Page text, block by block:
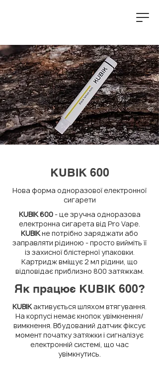
KUBIK 600
Нова форма одноразової електронної
сигарети
KUBIK 600- це зручна одноразова
електронна сигарета від Pro Vape.
KUBIKне потрібно заряджати або
заправляти рідиною - просто вийміть її
із захисної блістерної упаковки.
Картридж вміщує 2 мл рідини, що
відповідає приблизно 800 затяжкам.
Як працює KUBIK 600?
KUBIKактивується шляхом втягування.
На корпусі немає кнопок увімкнення/
вимкнення. Вбудований датчик фіксує
момент початку затяжки і сигналізує
електронній системі, що час
увімкнутись.